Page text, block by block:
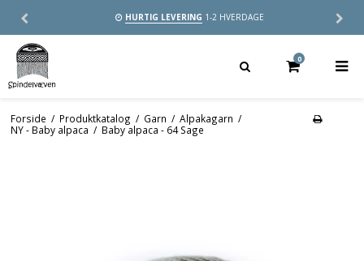
HURTIG LEVERING 1-2 HVERDAGE
0
Forside / Produktkatalog / Garn / Alpakagarn /
NY - Baby alpaca / Baby alpaca - 64 Sage